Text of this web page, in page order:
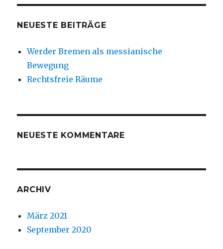
NEUESTE BEITRÄGE
Werder Bremen als messianische
Bewegung
Rechtsfreie Räume
NEUESTE KOMMENTARE
ARCHIV
März 2021
September 2020